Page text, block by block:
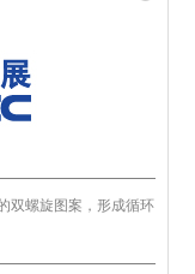
双螺旋图案，形成循环